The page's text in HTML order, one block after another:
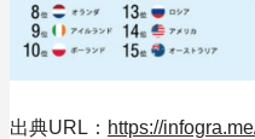
出典URL： https://